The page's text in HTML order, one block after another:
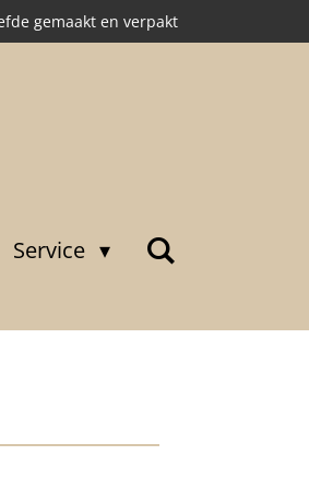
gemaakt en verpakt
Service